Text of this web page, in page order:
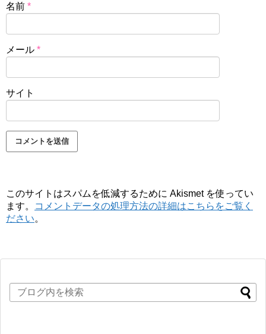
名前 *
メール *
サイト
このサイトはスパムを低減するために Akismet を使ってい
ます。
コメントデータの処理方法の詳細はこちらをご覧く
ださい。